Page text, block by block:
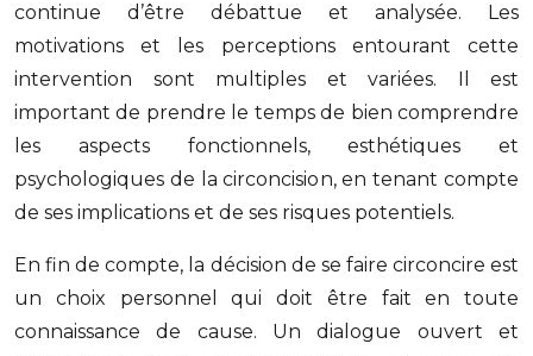
continue d’être débattue et analysée. Les
motivations et les perceptions entourant cette
intervention sont multiples et variées. Il est
important de prendre le temps de bien comprendre
les aspects fonctionnels, esthétiques et
psychologiques de la circoncision, en tenant compte
de ses implications et de ses risques potentiels.
En fin de compte, la décision de se faire circoncire est
un choix personnel qui doit être fait en toute
connaissance de cause. Un dialogue ouvert et